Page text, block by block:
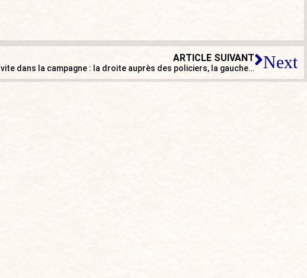
ARTICLE SUIVANT
Le syndicat Alliance s’invite dans la campagne : la droite auprès des policiers, la gauche absente Next